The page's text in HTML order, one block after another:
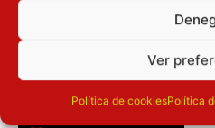
Ver
Política de cookiesPolítica
Añadir a la